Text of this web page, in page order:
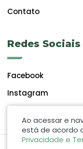
Contato
Redes Sociais
Facebook
Instagram
Ao acessar e
está de acordo
Privacidade e